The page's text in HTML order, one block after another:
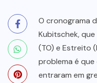
O cronograma
Kubitschek,
(TO) e Estreito
problema é
entraram em